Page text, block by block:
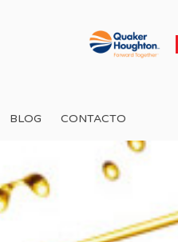
BLOG CONTACTO